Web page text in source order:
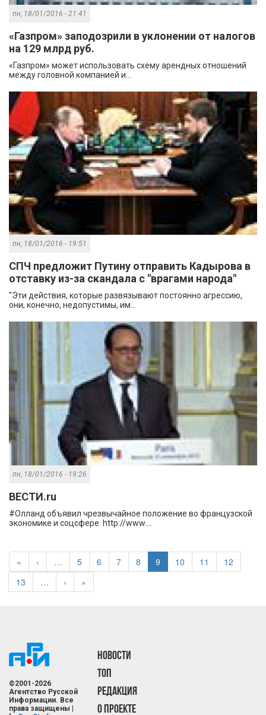
пн, 18/01/2016 - 21:41
«Газпром» заподозрили в уклонении от налогов
на 129 млрд руб.
«Газпром» может использовать схему арендных отношений
между головной компанией и...
пн, 18/01/2016 - 19:51
СПЧ предложит Путину отправить Кадырова в
отставку из-за скандала с "врагами народа"
"Эти действия, которые развязывают постоянно агрессию,
они, конечно, недопустимы, им...
пн, 18/01/2016 - 19:26
ВЕСТИ.ru
#Олланд объявил чрезвычайное положение во французской
экономике и соцсфере. http://www....
« ‹ … 5 6 7 8 9 10 11
12
13
… › »
©2001-2026
Агентство Русской
Информации. Все
права защищены |
НОВОСТИ
ТОП
РЕДАКЦИЯ
О ПРОЕКТЕ